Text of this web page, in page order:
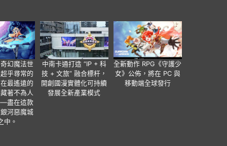
幻魔法世
乎尋常的
最遙遠的
著不為人
盡在這款
河惡魔城
中。
中南卡通打造 “IP + 科
技 + 文旅” 融合標杆，
開創國漫實體化可持續
發展全新產業模式
全新動作 RPG《守護少
女》公佈，將在 PC 與
移動端全球發行